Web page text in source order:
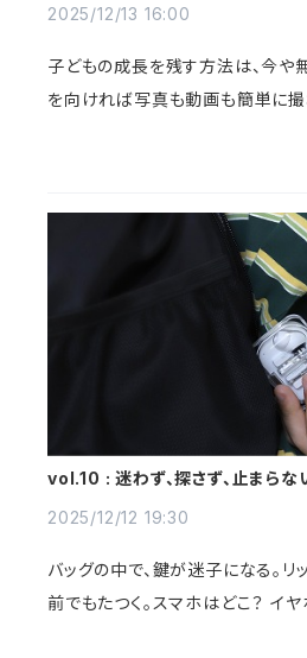
2025/12/13 16:00
子どもの成長を残す方法は、今や
を向ければ写真も動画も簡単に撮
vol.10 : 迷わず、探さず、止まらな
2025/12/12 19:30
バッグの中で、鍵が迷子になる。リ
前でもたつく。スマホはどこ？ イ